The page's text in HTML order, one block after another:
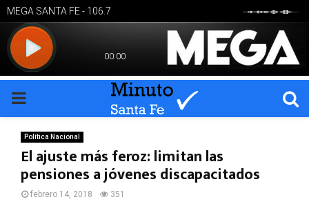
PRIMARY
MENU
Política Nacional
El ajuste más feroz: limitan las
pensiones a jóvenes discapacitados
febrero 14, 2018 351